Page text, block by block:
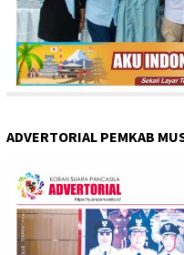
ADVERTORIAL PEMKAB